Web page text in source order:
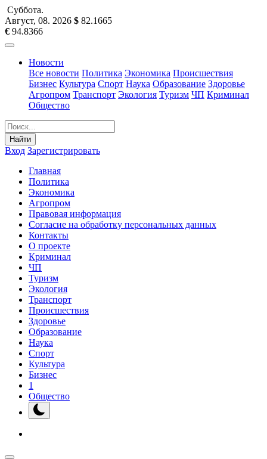
Суббота.
Август, 08. 2026 $ 82.1665
€ 94.8366
Новости
Все новости Политика Экономика Происшествия
Бизнес Культура Спорт Наука Образование Здоровье
Агропром Транспорт Экология Туризм ЧП Криминал
Общество
Найти
Вход Зарегистрировать
Главная
Политика
Экономика
Агропром
Правовая информация
Согласие на обработку персональных данных
Контакты
О проекте
Криминал
ЧП
Туризм
Экология
Транспорт
Происшествия
Здоровье
Образование
Наука
Спорт
Культура
Бизнес
1
Общество